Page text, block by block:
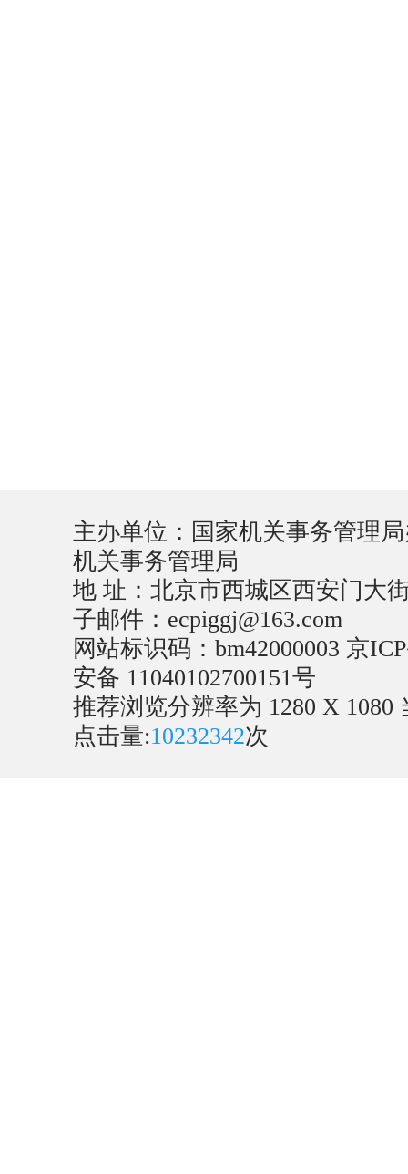
主办单位：国家机关事务管理
机关事务管理局
地 址：北京市西城区西安门大
子邮件：ecpiggj@163.com
网站标识码：bm42000003 京
安备 11040102700151号
推荐浏览分辨率为 1280 X 1080
点击量:10232342次